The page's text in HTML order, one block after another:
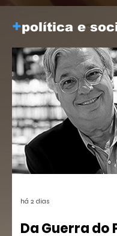
+política e
Da Guerra do
há 2 dias